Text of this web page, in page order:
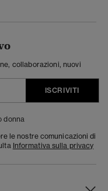
collaborazioni, nuovi
ISCRIVITI
donna
le nostre comunicazioni di
Informativa sulla privacy